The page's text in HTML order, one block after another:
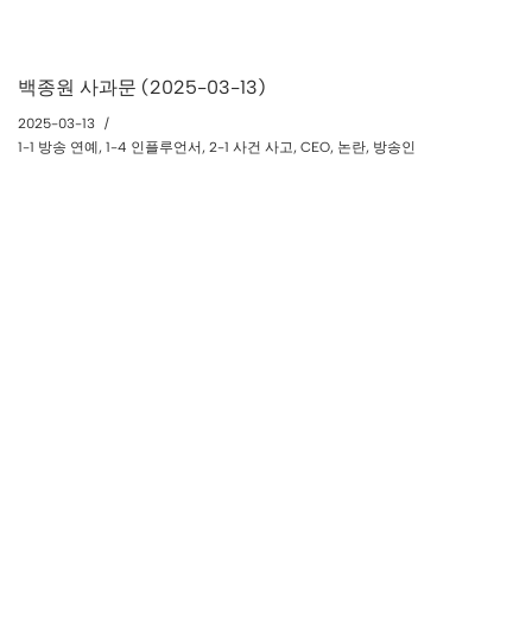
백종원 사과문 (2025-03-13)
2025-03-13
1-1 방송 연예, 1-4 인플루언서, 2-1 사건 사고, CEO, 논란, 방송인